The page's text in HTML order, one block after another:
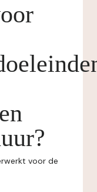
voor de